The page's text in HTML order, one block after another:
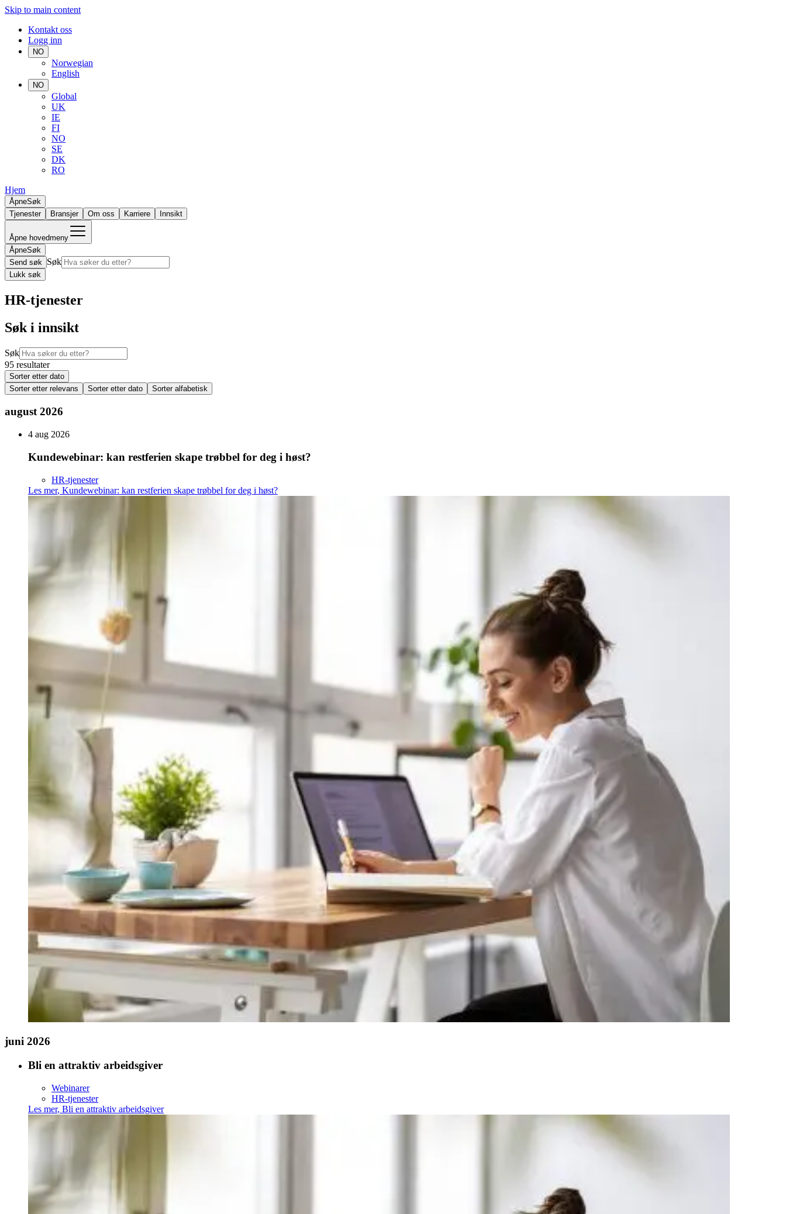
Skip to main content
Kontakt oss
Logg inn
NO
Norwegian
English
NO
Global
UK
IE
FI
NO
SE
DK
RO
Hjem
ÅpneSøk
Tjenester
Bransjer Om oss Karriere Innsikt
Åpne hovedmeny
ÅpneSøk
Send søk Søk
Lukk søk
HR-tjenester
Søk i innsikt
Søk
95 resultater
Sorter etter dato
Sorter etter relevans
Sorter etter dato Sorter alfabetisk
august 2026
4 aug 2026
Kundewebinar: kan restferien skape trøbbel for deg i høst?
HR-tjenester
Les mer, Kundewebinar: kan restferien skape trøbbel for deg i høst?
juni 2026
Bli en attraktiv arbeidsgiver
Webinarer
HR-tjenester
Les mer, Bli en attraktiv arbeidsgiver